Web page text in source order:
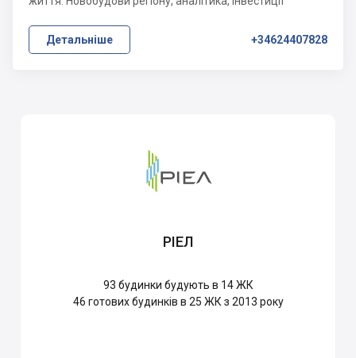
Детальніше +34624407828
РІЕЛ
93 будинки будують в 14 ЖК
46 готових будинків в 25 ЖК з 2013 року